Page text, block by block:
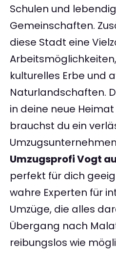
Schulen und
Gemeinschaften.
diese Stadt eine
kulturelles Erbe und
Naturlandschaften.
in deine neue Heimat
brauchst du ein
Umzugsprofi Vogt
perfekt für dich
wahre Experten für
Umzüge, die alles
Übergang nach
reibungslos wie